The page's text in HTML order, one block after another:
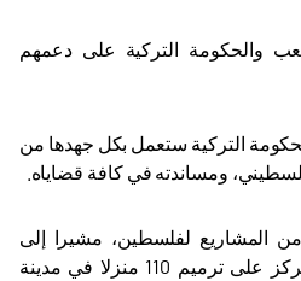
والحكومة التركية على دعمهم
التركية ستعمل بكل جهدها من
ومساندته في كافة قضاياه
المشاريع لفلسطين، مشيرا إلى
العمل في المرحلة القادمة يركز على ترميم 110 منزلا في مدينة